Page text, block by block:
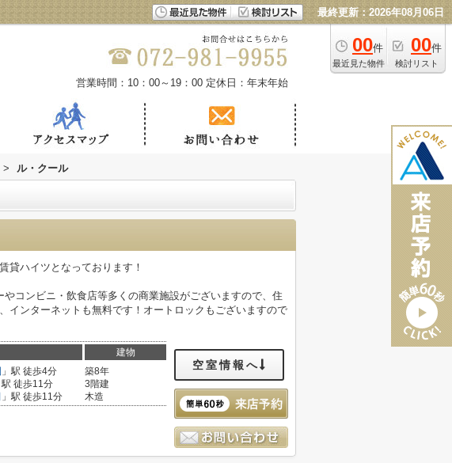
最終更新：2026年08月06日
00件
最近見た物件
00件
検討リスト
営業時間：10：00～19：00 定休日：年末年始
> ル・クール
貸ハイツとなっております！
コンビニ・飲食店等多くの商業施設がございますので、住
インターネットも無料です！オートロックもございますので
建物
」駅 徒歩4分
駅 徒歩11分
」駅 徒歩11分
築8年
3階建
木造
空室情報へ